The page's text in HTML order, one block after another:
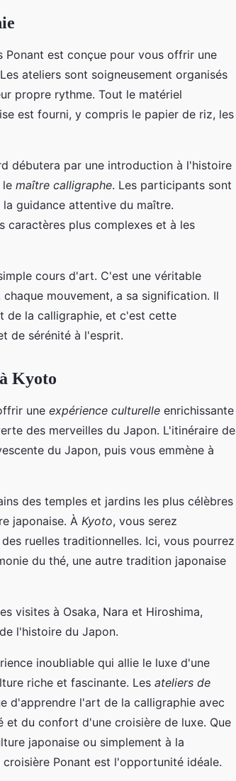
Ponant est conçue pour vous offrir une
ateliers sont soigneusement organisés
propre rythme. Tout le matériel
est fourni, y compris le papier de riz, les
débutera par une introduction à l'histoire
le maître calligraphe. Les participants sont
guidance attentive du maître.
caractères plus complexes et à les
cours d'art. C'est une véritable
mouvement, a sa signification. Il
de la calligraphie, et c'est cette
de sérénité à l'esprit.
Kyoto
une expérience culturelle enrichissante
des merveilles du Japon. L'itinéraire de
du Japon, puis vous emmène à
des temples et jardins les plus célèbres
japonaise. À Kyoto, vous serez
ruelles traditionnelles. Ici, vous pourrez
du thé, une autre tradition japonaise
visites à Osaka, Nara et Hiroshima,
l'histoire du Japon.
inoubliable qui allie le luxe d'une
riche et fascinante. Les ateliers de
d'apprendre l'art de la calligraphie avec
du confort d'une croisière de luxe. Que
japonaise ou simplement à la
Ponant est l'opportunité idéale.